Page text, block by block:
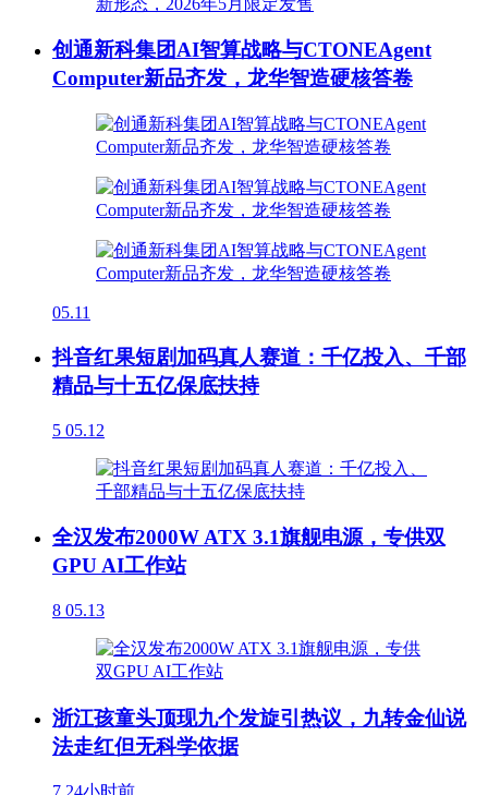
创通新科集团AI智算战略与CTONEAgent
Computer新品齐发，龙华智造硬核答卷
05.11
抖音红果短剧加码真人赛道：千亿投入、千部
精品与十五亿保底扶持
5 05.12
全汉发布2000W ATX 3.1旗舰电源，专供双
GPU AI工作站
8 05.13
浙江孩童头顶现九个发旋引热议，九转金仙说
法走红但无科学依据